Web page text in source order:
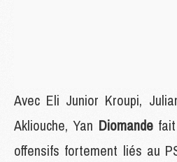
Avec Eli Junior Kroupi,
Akliouche, Yan Diomande
offensifs fortement liés au